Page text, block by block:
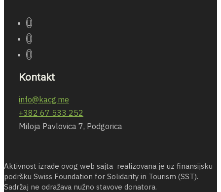
Kontakt
info@kacg.me
+382 67 533 252
Miloja Pavlovica 7, Podgorica
Aktivnost izrade ovog web sajta realizovana je uz finansijsku
podršku Swiss Foundation for Solidarity in Tourism (SST).
Sadržaj ne odražava nužno stavove donatora.